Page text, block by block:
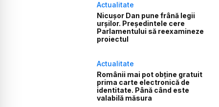
Actualitate
Nicușor Dan pune frână legii
urșilor. Președintele cere
Parlamentului să reexamineze
proiectul
Actualitate
Românii mai pot obține gratuit
prima carte electronică de
identitate. Până când este
valabilă măsura